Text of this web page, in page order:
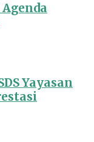
Yayasan